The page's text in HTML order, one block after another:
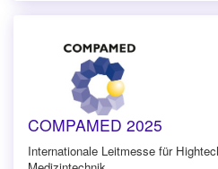
COMPAMED 2025
Internationale Leitmesse für